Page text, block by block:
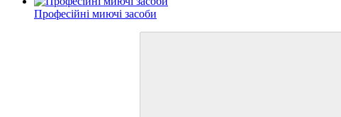
Професійні миючі засоби